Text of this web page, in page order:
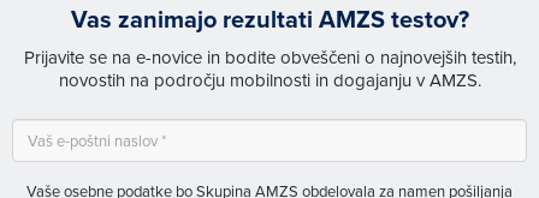
Vas zanimajo rezultati AMZS testov?
Prijavite se na e-novice in bodite obveščeni o najnovejših testih,
novostih na področju mobilnosti in dogajanju v AMZS.
Vaše osebne podatke bo Skupina AMZS obdelovala za namen pošiljanja